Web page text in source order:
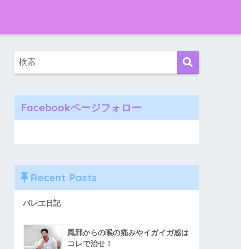
Facebookページフォロー
Recent Posts
バレエ日記
風邪からの喉の痛みやイガイガ感は
コレで治せ！